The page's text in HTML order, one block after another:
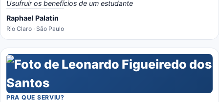
Usufruir os benefícios de um estudante
Raphael Palatin
Rio Claro · São Paulo
PRA QUE SERVIU?